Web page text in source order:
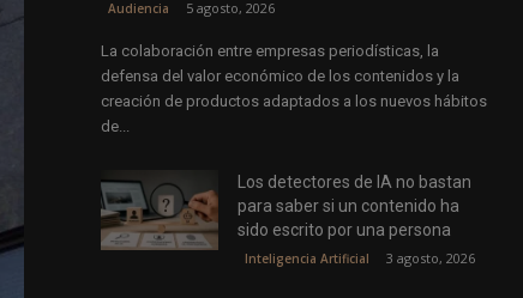
Audiencia 5 agosto, 2026
La colaboración entre empresas periodísticas, la
defensa del valor económico de los contenidos y la
creación de productos adaptados a los nuevos hábitos
de...
Los detectores de IA no bastan
para saber si un contenido ha
sido escrito por una persona
Inteligencia Artificial 3 agosto, 2026